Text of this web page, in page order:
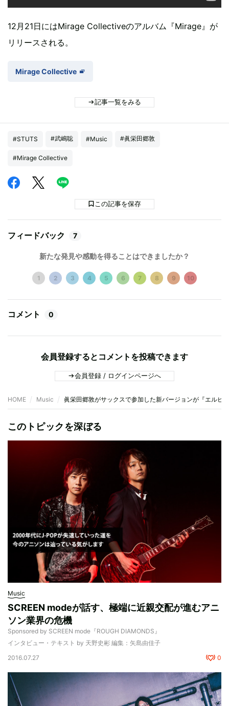
12月21日にはMirage Collectiveのアルバム『Mirage』が
リリースされる。
Mirage Collective
記事一覧をみる
#STUTS #武嶋聡 #Music #眞栄田郷敦
#Mirage Collective
この記事を保存
フィードバック 7
新たな発見や感動を得ることはできましたか？
1 2 3 4 5 6 7 8 9 10
コメント 0
会員登録するとコメントを投稿できます
会員登録 / ログインページへ
HOME Music 眞栄田郷敦がサックスで参加した新バージョンが『エルピ
このトピックを深ぼる
Music
SCREEN modeが話す、極端に近親交配が進むアニ
ソン業界の危機
Sponsored by SCREEN mode『ROUGH DIAMONDS』
インタビュー・テキスト by 天野史彬 編集：矢島由佳子
2016.07.27
0